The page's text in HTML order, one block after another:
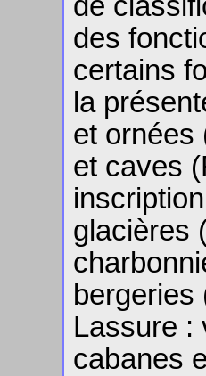
des
certains
la
et ornées
et caves
glacières
Lassure :
cabanes